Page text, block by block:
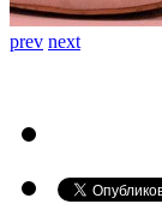
prev next